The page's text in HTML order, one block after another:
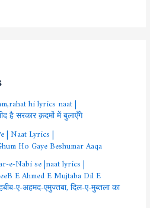
hi lyrics naat |
है सरकार क़दमों में बुलाएँगे
| Naat Lyrics |
Ho Gaye Beshumar Aaqa
e-Nabi se |naat lyrics |
E Ahmed E Mujtaba Dil E
ए-अहमद-एमुज्तबा, दिल-ए-मुब्तला का